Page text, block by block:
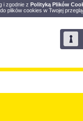
i zgodnie z Polityką Plików
plików cookies w Twojej